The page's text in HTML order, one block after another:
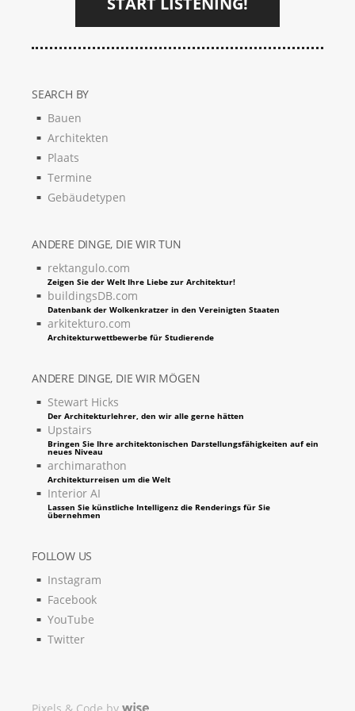
SEARCH BY
Bauen
Architekten
Plaats
Termine
Gebäudetypen
ANDERE DINGE, DIE WIR TUN
rektangulo.com
Zeigen Sie der Welt Ihre Liebe zur Architektur!
buildingsDB.com
Datenbank der Wolkenkratzer in den Vereinigten Staaten
arkitekturo.com
Architekturwettbewerbe für Studierende
ANDERE DINGE, DIE WIR MÖGEN
Stewart Hicks
Der Architekturlehrer, den wir alle gerne hätten
Upstairs
Bringen Sie Ihre architektonischen Darstellungsfähigkeiten auf ein
neues Niveau
archimarathon
Architekturreisen um die Welt
Interior AI
Lassen Sie künstliche Intelligenz die Renderings für Sie
übernehmen
FOLLOW US
Instagram
Facebook
YouTube
Twitter
Pixels & Code by